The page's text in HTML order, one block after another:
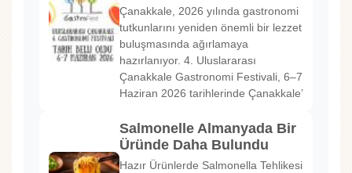
Çanakkale, 2026 yılında gastronomi
tutkunlarını yeniden önemli bir lezzet
buluşmasında ağırlamaya
hazırlanıyor. 4. Uluslararası
Çanakkale Gastronomi Festivali, 6–7
Haziran 2026 tarihlerinde Çanakkale’
Salmonelle Almanyada Bir
Üründe Daha Bulundu
Hazır Ürünlerde Salmonella Tehlikesi